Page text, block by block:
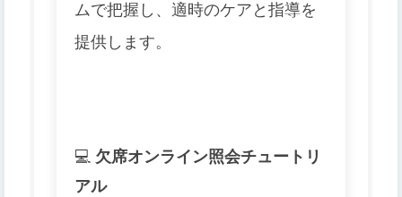
ムで把握し、適時のケアと指導を
提供します。
💻 欠席オンライン照会チュートリ
アル